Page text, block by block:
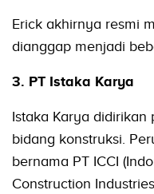
Erick akhirnya resmi
dianggap menjadi
3. PT Istaka Karya
Istaka Karya didirikan
bidang konstruksi.
bernama PT ICCI
Construction